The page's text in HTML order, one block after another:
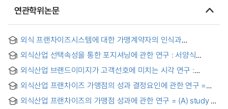
연관학위논문
외식 프랜차이즈시스템에 대한 가맹계약자의 인식과
외식산업 선택속성을 통한 포지셔닝에 관한 연구 : 서양식
positioning through selective attributes of the food
serviece industry : focusing the western styled franchise
family restaurants
외식산업 브랜드이미지가 고객선호에 미치는 시각 연구 :
customers' vision in the food industry by the brand image :
Focusing on the Chicken franchise Industry
외식산업 프랜차이즈 가맹점의 성과 결정요인에 관한 연구 =
stores in the food service industry
외식산업 프랜차이즈의 가맹점 성과에 관한 연구 = (A) study on